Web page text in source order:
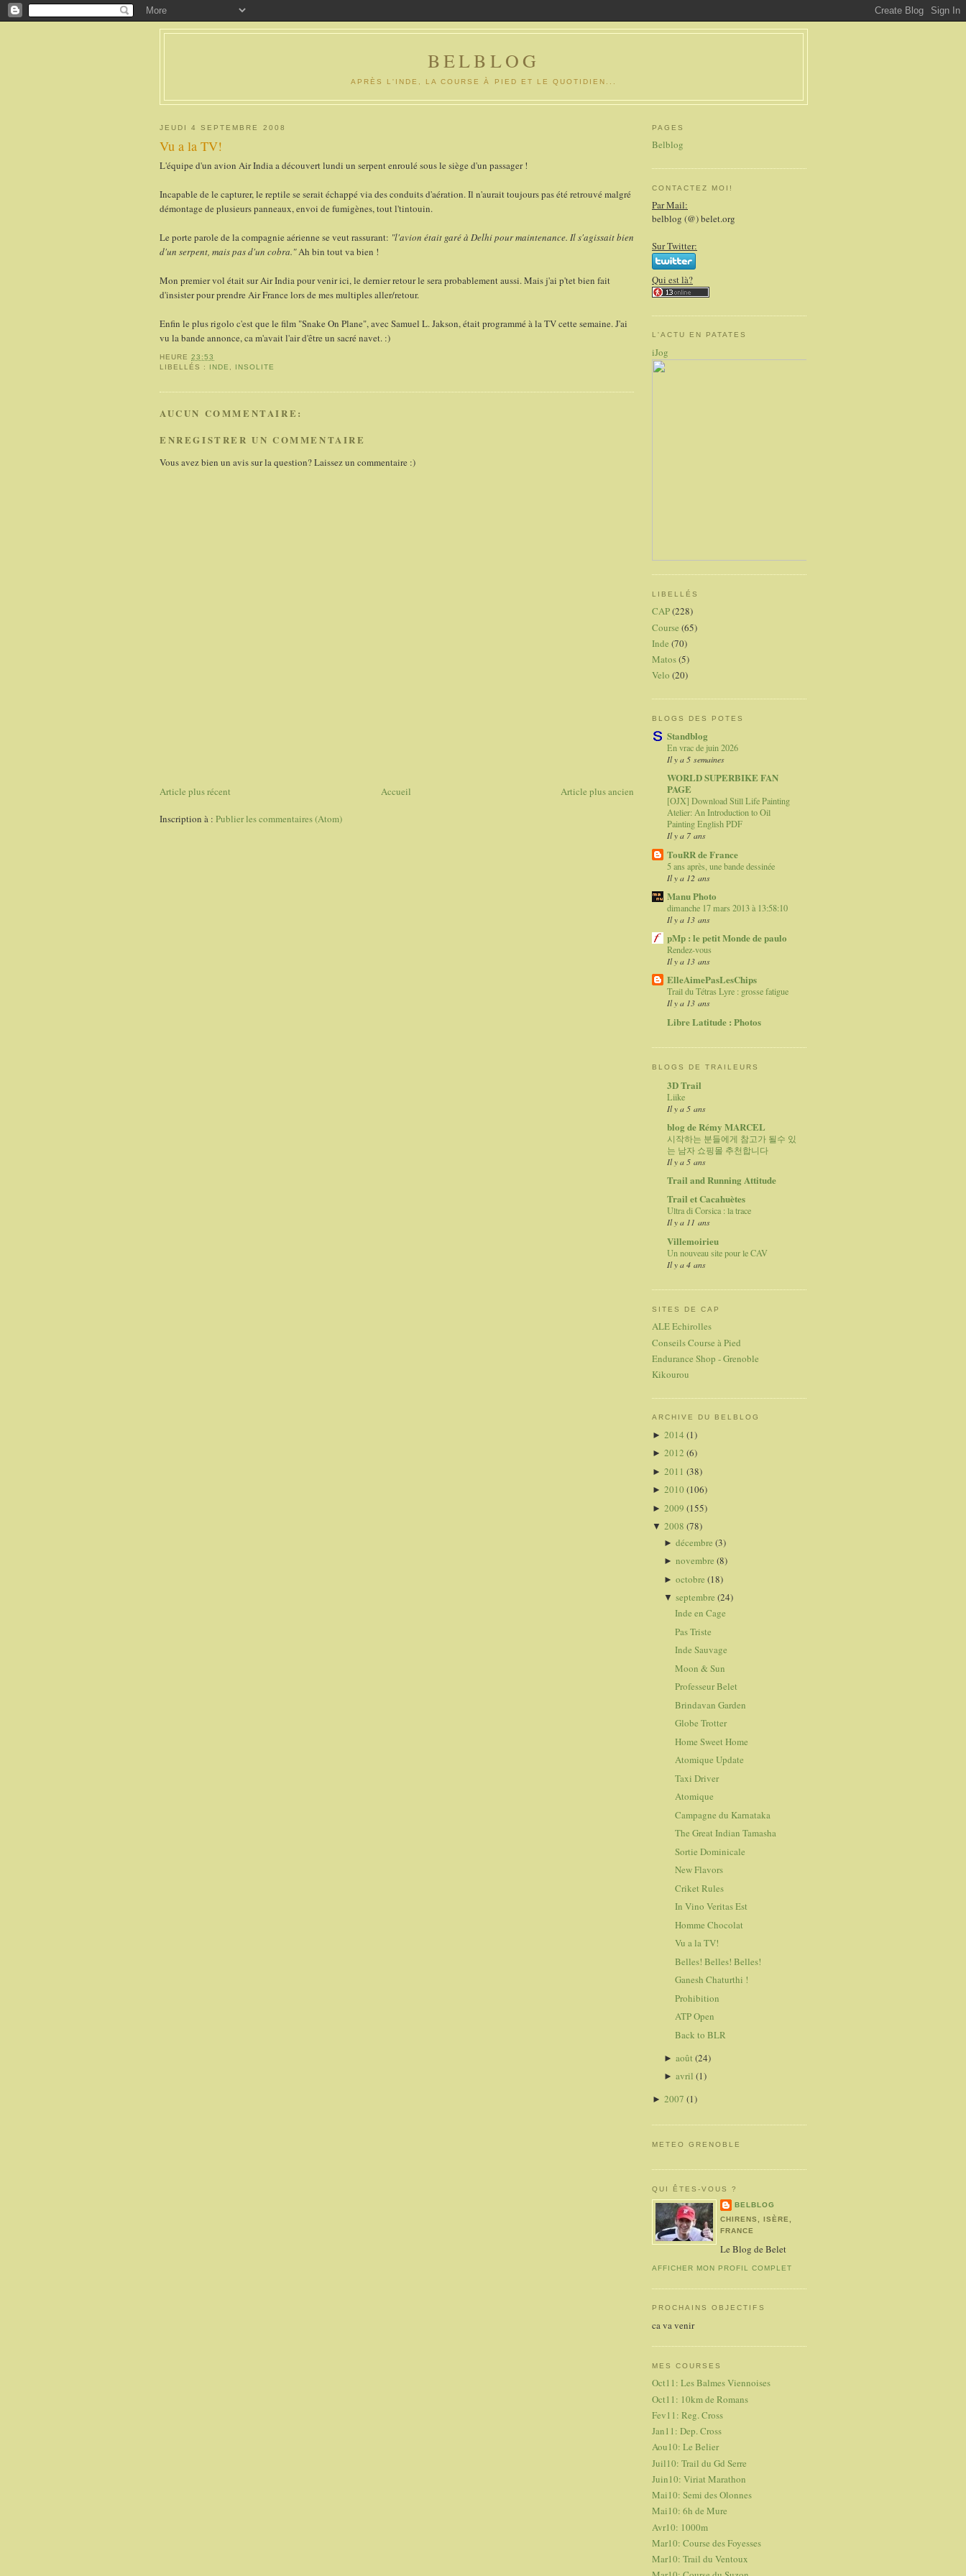
BELBLOG
APRÈS L'INDE, LA COURSE À PIED ET LE QUOTIDIEN...
JEUDI 4 SEPTEMBRE 2008
Vu a la TV!
L'équipe d'un avion Air India a découvert lundi un serpent enroulé sous le siège d'un passager !
Incapable de le capturer, le reptile se serait échappé via des conduits d'aération. Il n'aurait toujours pas été retrouvé malgré
démontage de plusieurs panneaux, envoi de fumigènes, tout l'tintouin.
Le porte parole de la compagnie aérienne se veut rassurant: "l'avion était garé à Delhi pour maintenance. Il s'agissait bien
d'un serpent, mais pas d'un cobra."Ah bin tout va bien !
Mon premier vol était sur Air India pour venir ici, le dernier retour le sera probablement aussi. Mais j'ai p'tet bien fait
d'insister pour prendre Air France lors de mes multiples aller/retour.
Enfin le plus rigolo c'est que le film "Snake On Plane", avec Samuel L. Jakson, était programmé à la TV cette semaine. J'ai
vu la bande annonce, ca m'avait l'air d'être un sacré navet. :)
HEURE23:53
LIBELLÉS : INDE INSOLITE
AUCUN COMMENTAIRE:
ENREGISTRER UN COMMENTAIRE
Vous avez bien un avis sur la question? Laissez un commentaire :)
Article plus récent Article plus ancien
Accueil
Inscription à : Publier les commentaires (Atom)
PAGES
Belblog
CONTACTEZ MOI!
Par Mail:
belblog (@) belet.org
Sur Twitter:
Qui est là?
L'ACTU EN PATATES
iJog
LIBELLÉS
CAP(228)
Course (65)
Inde (70)
Matos(5)
Velo (20)
BLOGS DES POTES
Standblog
En vrac de juin 2026
Il y a 5 semaines
WORLD SUPERBIKE FAN
PAGE
[OJX] Download Still Life Painting
Atelier: An Introduction to Oil
Painting English PDF
Il y a 7 ans
TouRR de France
5 ans après, une bande dessinée
Il y a 12 ans
Manu Photo
dimanche 17 mars 2013 à 13:58:10
Il y a 13 ans
pMp : le petit Monde de paulo
Rendez-vous
Il y a 13 ans
ElleAimePasLesChips
Trail du Tétras Lyre : grosse fatigue
Il y a 13 ans
Libre Latitude : Photos
BLOGS DE TRAILEURS
3D Trail
Liike
Il y a 5 ans
blog de Rémy MARCEL
시작하는 분들에게 참고가 될수 있
는 남자 쇼핑몰 추천합니다
Il y a 5 ans
Trail and Running Attitude
Trail et Cacahuètes
Ultra di Corsica : la trace
Il y a 11 ans
Villemoirieu
Un nouveau site pour le CAV
Il y a 4 ans
SITES DE CAP
ALE Echirolles
Conseils Course à Pied
Endurance Shop - Grenoble
Kikourou
ARCHIVE DU BELBLOG
► 2014 (1)
► 2012 (6)
► 2011 (38)
► 2010 (106)
► 2009 (155)
▼ 2008 (78)
► décembre (3)
► novembre (8)
► octobre (18)
▼ septembre (24)
Inde en Cage
Pas Triste
Inde Sauvage
Moon & Sun
Professeur Belet
Brindavan Garden
Globe Trotter
Home Sweet Home
Atomique Update
Taxi Driver
Atomique
Campagne du Karnataka
The Great Indian Tamasha
Sortie Dominicale
New Flavors
Criket Rules
In Vino Veritas Est
Homme Chocolat
Vu a la TV!
Belles! Belles! Belles!
Ganesh Chaturthi !
Prohibition
ATP Open
Back to BLR
► août (24)
► avril (1)
► 2007 (1)
METEO GRENOBLE
QUI ÊTES-VOUS ?
BELBLOG
CHIRENS, ISÈRE,
FRANCE
Le Blog de Belet
AFFICHER MON PROFIL COMPLET
PROCHAINS OBJECTIFS
ca va venir
MES COURSES
Oct11: Les Balmes Viennoises
Oct11: 10km de Romans
Fev11: Reg. Cross
Jan11: Dep. Cross
Aou10: Le Belier
Juil10: Trail du Gd Serre
Juin10: Viriat Marathon
Mai10: Semi des Olonnes
Mai10: 6h de Mure
Avr10: 1000m
Mar10: Course des Foyesses
Mar10: Trail du Ventoux